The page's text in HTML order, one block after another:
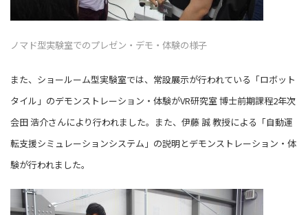
ノマド型実験室でのプレゼン・デモ・体験の様子
また、ショールーム型実験室では、常設展示が行われている「ロボット
タイル」のデモンストレーション・体験がVR研究室 博士前期課程2年次
会田 浩介さんにより行われました。また、伊藤 誠 教授による「自動運
転支援シミュレーションシステム」の説明とデモンストレーション・体
験が行われました。